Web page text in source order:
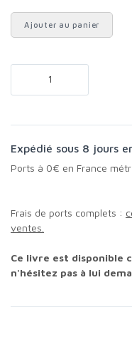
Ajouter au panier
Expédié sous 8 jours
Ports à 0€ en France
Frais de ports complets :
ventes.
Ce livre est disponible chez votre libraire habituel,
n'hésitez pas à lui